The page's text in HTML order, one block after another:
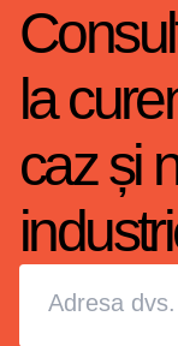
la
caz și